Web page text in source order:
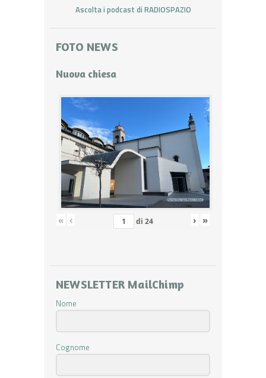
Ascolta i podcast di RADIOSPAZIO
FOTO NEWS
Nuova chiesa
« ‹ di 24 › »
NEWSLETTER MailChimp
Nome
Cognome